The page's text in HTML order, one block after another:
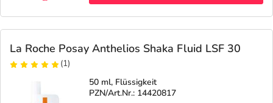
La Roche Posay Anthelios Shaka Fluid LSF 30
(1)
50 ml, Flüssigkeit
PZN/Art.Nr.: 14420817